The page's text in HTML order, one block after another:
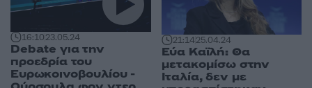
16:1023.05.24
Debate για την
προεδρία του
Ευρωκοινοβουλίου -
21:1425.04.24
Εύα Καϊλή: Θα
μετακομίσω στην
Ιταλία, δεν με